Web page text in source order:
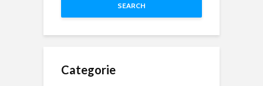
SEARCH
Categorie